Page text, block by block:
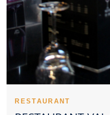
spéciale, un Restaurant Val de
différence. Une présentation
supplémentaire pour un
d’entretien d’un Restaurant
immédiatement le ressenti.
juge sur la qualité globale de
Un Restaurant Val de Marne
recherchée. La personnalité
ressent dès les premiers
Le savoir-faire technique
RESTAURANT